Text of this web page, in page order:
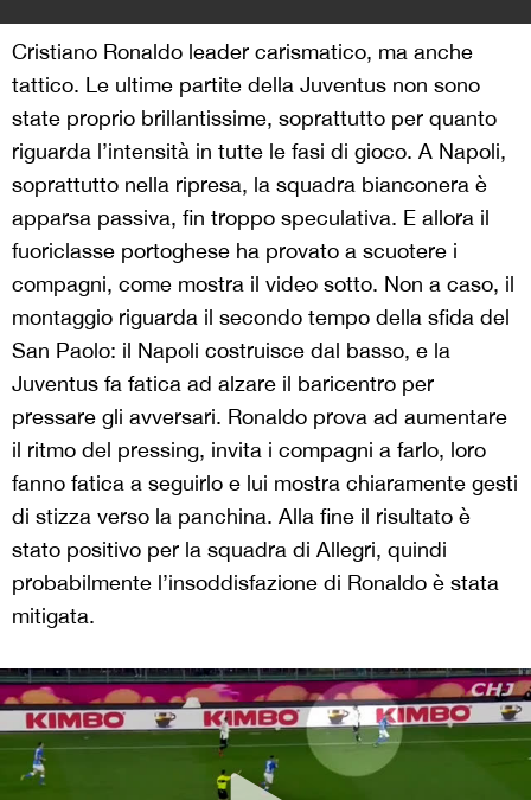
Cristiano Ronaldo leader carismatico, ma anche
tattico. Le ultime partite della Juventus non sono
state proprio brillantissime, soprattutto per quanto
riguarda l’intensità in tutte le fasi di gioco. A Napoli,
soprattutto nella ripresa, la squadra bianconera è
apparsa passiva, fin troppo speculativa. E allora il
fuoriclasse portoghese ha provato a scuotere i
compagni, come mostra il video sotto. Non a caso, il
montaggio riguarda il secondo tempo della sfida del
San Paolo: il Napoli costruisce dal basso, e la
Juventus fa fatica ad alzare il baricentro per
pressare gli avversari. Ronaldo prova ad aumentare
il ritmo del pressing, invita i compagni a farlo, loro
fanno fatica a seguirlo e lui mostra chiaramente gesti
di stizza verso la panchina. Alla fine il risultato è
stato positivo per la squadra di Allegri, quindi
probabilmente l’insoddisfazione di Ronaldo è stata
mitigata.